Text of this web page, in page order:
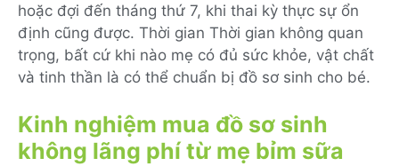
hoặc đợi đến tháng thứ 7, khi thai kỳ thực sự ổn
định cũng được. Thời gian Thời gian không quan
trọng, bất cứ khi nào mẹ có đủ sức khỏe, vật chất
và tinh thần là có thể chuẩn bị đồ sơ sinh cho bé.
Kinh nghiệm mua đồ sơ sinh
không lãng phí từ mẹ bỉm sữa